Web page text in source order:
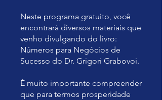
Neste programa gratuito, você
encontrará diversos materiais que
venho divulgando do livro:
Números para Negócios de
Sucesso do Dr. Grigori Grabovoi.
É muito importante compreender
que para termos prosperidade